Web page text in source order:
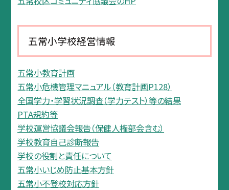
五常小学校経営情報
五常小教育計画
五常小危機管理マニュアル（教育計画P128）
全国学力・学習状況調査（学力テスト）等の結果
PTA規約等
学校運営協議会報告（保健人権部会含む）
学校教育自己診断報告
学校の役割と責任について
五常小いじめ防止基本方針
五常小不登校対応方針